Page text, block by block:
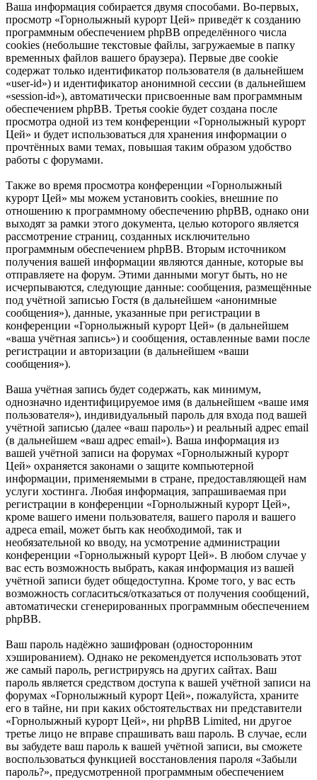
Ваша информация собирается двумя способами. Во-первых,
просмотр «Горнолыжный курорт Цей» приведёт к созданию
программным обеспечением phpBB определённого числа
cookies (небольшие текстовые файлы, загружаемые в папку
временных файлов вашего браузера). Первые две cookie
содержат только идентификатор пользователя (в дальнейшем
«user-id») и идентификатор анонимной сессии (в дальнейшем
«session-id»), автоматически присвоенные вам программным
обеспечением phpBB. Третья cookie будет создана после
просмотра одной из тем конференции «Горнолыжный курорт
Цей» и будет использоваться для хранения информации о
прочтённых вами темах, повышая таким образом удобство
работы с форумами.
Также во время просмотра конференции «Горнолыжный
курорт Цей» мы можем установить cookies, внешние по
отношению к программному обеспечению phpBB, однако они
выходят за рамки этого документа, целью которого является
рассмотрение страниц, созданных исключительно
программным обеспечением phpBB. Вторым источником
получения вашей информации являются данные, которые вы
отправляете на форум. Этими данными могут быть, но не
исчерпываются, следующие данные: сообщения, размещённые
под учётной записью Гостя (в дальнейшем «анонимные
сообщения»), данные, указанные при регистрации в
конференции «Горнолыжный курорт Цей» (в дальнейшем
«ваша учётная запись») и сообщения, оставленные вами после
регистрации и авторизации (в дальнейшем «ваши
сообщения»).
Ваша учётная запись будет содержать, как минимум,
однозначно идентифицируемое имя (в дальнейшем «ваше имя
пользователя»), индивидуальный пароль для входа под вашей
учётной записью (далее «ваш пароль») и реальный адрес email
(в дальнейшем «ваш адрес email»). Ваша информация из
вашей учётной записи на форумах «Горнолыжный курорт
Цей» охраняется законами о защите компьютерной
информации, применяемыми в стране, предоставляющей нам
услуги хостинга. Любая информация, запрашиваемая при
регистрации в конференции «Горнолыжный курорт Цей»,
кроме вашего имени пользователя, вашего пароля и вашего
адреса email, может быть как необходимой, так и
необязательной ко вводу, на усмотрение администрации
конференции «Горнолыжный курорт Цей». В любом случае у
вас есть возможность выбрать, какая информация из вашей
учётной записи будет общедоступна. Кроме того, у вас есть
возможность согласиться/отказаться от получения сообщений,
автоматически сгенерированных программным обеспечением
phpBB.
Ваш пароль надёжно зашифрован (односторонним
хэшированием). Однако не рекомендуется использовать этот
же самый пароль, регистрируясь на других сайтах. Ваш
пароль является средством доступа к вашей учётной записи на
форумах «Горнолыжный курорт Цей», пожалуйста, храните
его в тайне, ни при каких обстоятельствах ни представители
«Горнолыжный курорт Цей», ни phpBB Limited, ни другое
третье лицо не вправе спрашивать ваш пароль. В случае, если
вы забудете ваш пароль к вашей учётной записи, вы сможете
воспользоваться функцией восстановления пароля «Забыли
пароль?», предусмотренной программным обеспечением